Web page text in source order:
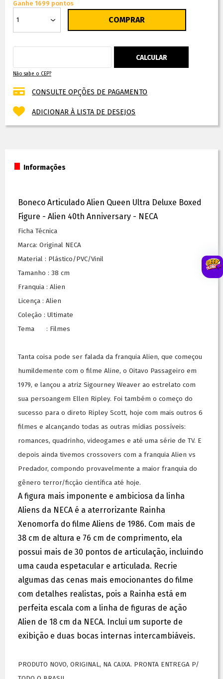
Ganhe 1699 pontos
Não sabe o CEP?
CONSULTE OPÇÕES DE PAGAMENTO
ADICIONAR À LISTA DE DESEJOS
Informações
Boneco Articulado Alien Queen Ultra Deluxe Boxed
Figure - Alien 40th Anniversary - NECA
Ficha Técnica
Marca: Original NECA
Material : Plástico/PVC/Vinil
Tamanho : 38 cm
Franquia : Alien
Licença : Alien
Coleção : Ultimate
Tema : Filmes
Tanta coisa pode ser falada da franquia Alien, que começou
humildemente com o filme Aline, o Oitavo Passageiro em
1979, e lançou a atriz Sigourney Weaver ao estrelato com
sua persoangem Ellen Ripley. Foi também o começo do
sucesso para o direto Ripley Scott, hoje com mais outros 6
filmes e alcançando todas as outras mídias possíveis:
romances, quadrinho, videogames e até uma série de TV. E
depois ainda tivemos crossovers com a franquia Alien vs
Predador, compondo provavelmente a maior franquia do
gênero terror/ficção científica até hoje.
A figura mais imponente e ambiciosa da linha
Aliens da NECA é a aterrorizante Rainha
Xenomorfa do filme Aliens de 1986. Com mais de
38 cm de altura e 76 cm de comprimento, ela
possui mais de 30 pontos de articulação, incluindo
uma cauda espetacular e articulada. Recrie
algumas das cenas mais emocionantes do filme
com detalhes realistas, pois a Rainha está em
perfeita escala com a linha de figuras de ação
Alien de 18 cm da NECA. Inclui um suporte de
exibição e duas bocas internas intercambiáveis.
PRODUTO NOVO, ORIGINAL, NA CAIXA. PRONTA ENTREGA P/